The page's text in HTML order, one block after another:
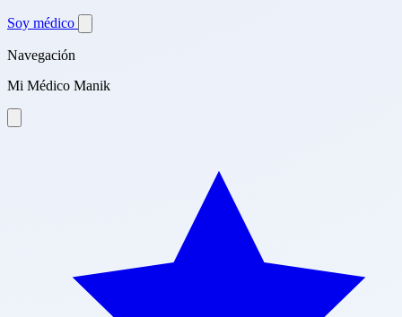
Soy médico
Navegación
Mi Médico Manik